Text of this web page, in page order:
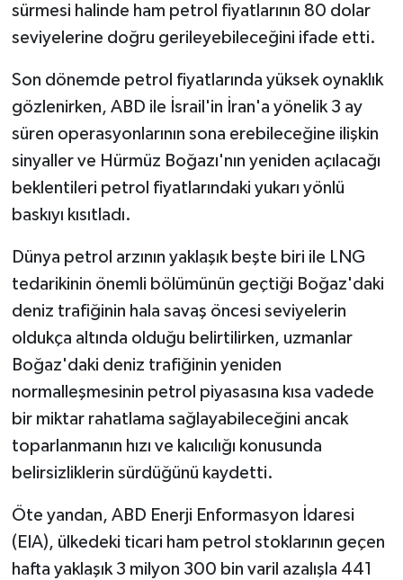
sürmesi halinde ham petrol fiyatlarının 80 dolar
seviyelerine doğru gerileyebileceğini ifade etti.
Son dönemde petrol fiyatlarında yüksek oynaklık
gözlenirken, ABD ile İsrail'in İran'a yönelik 3 ay
süren operasyonlarının sona erebileceğine ilişkin
sinyaller ve Hürmüz Boğazı'nın yeniden açılacağı
beklentileri petrol fiyatlarındaki yukarı yönlü
baskıyı kısıtladı.
Dünya petrol arzının yaklaşık beşte biri ile LNG
tedarikinin önemli bölümünün geçtiği Boğaz'daki
deniz trafiğinin hala savaş öncesi seviyelerin
oldukça altında olduğu belirtilirken, uzmanlar
Boğaz'daki deniz trafiğinin yeniden
normalleşmesinin petrol piyasasına kısa vadede
bir miktar rahatlama sağlayabileceğini ancak
toparlanmanın hızı ve kalıcılığı konusunda
belirsizliklerin sürdüğünü kaydetti.
Öte yandan, ABD Enerji Enformasyon İdaresi
(EIA), ülkedeki ticari ham petrol stoklarının geçen
hafta yaklaşık 3 milyon 300 bin varil azalışla 441